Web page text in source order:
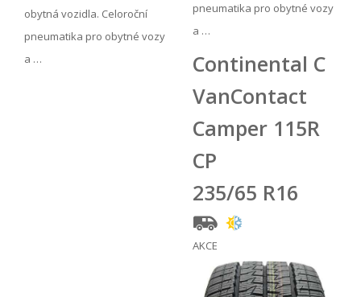
obytná vozidla. Celoroční
pneumatika pro obytné vozy
a …
pneumatika pro obytné vozy
a …
Continental C
VanContact
Camper 115R
CP
235/65 R16
AKCE